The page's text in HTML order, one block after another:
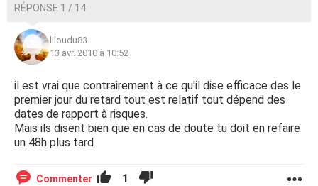
RÉPONSE 1 / 14
liloudu83
13 avr. 2010 à 10:52
il est vrai que contrairement à ce qu'il dise efficace des le
premier jour du retard tout est relatif tout dépend des
dates de rapport à risques.
Mais ils disent bien que en cas de doute tu doit en refaire
un 48h plus tard
Commenter 1